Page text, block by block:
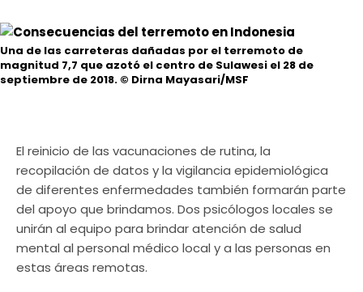
Una de las carreteras dañadas por el terremoto de
magnitud 7,7 que azotó el centro de Sulawesi el 28 de
septiembre de 2018. © Dirna Mayasari/MSF
El reinicio de las vacunaciones de rutina, la
recopilación de datos y la vigilancia epidemiológica
de diferentes enfermedades también formarán parte
del apoyo que brindamos. Dos psicólogos locales se
unirán al equipo para brindar atención de salud
mental al personal médico local y a las personas en
estas áreas remotas.